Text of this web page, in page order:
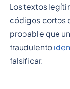
Los textos
códigos cortos
probable que
fraudulento
falsificar.